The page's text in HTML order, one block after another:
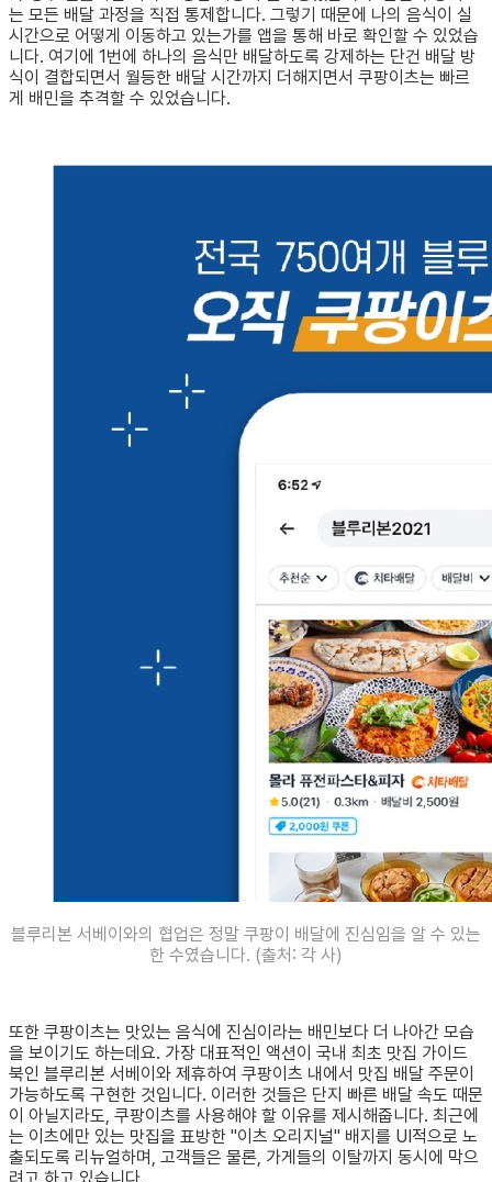
는 모든 배달 과정을 직접 통제합니다. 그렇기 때문에 나의 음식이 실
시간으로 어떻게 이동하고 있는가를 앱을 통해 바로 확인할 수 있었습
니다. 여기에 1번에 하나의 음식만 배달하도록 강제하는 단건 배달 방
식이 결합되면서 월등한 배달 시간까지 더해지면서 쿠팡이츠는 빠르
게 배민을 추격할 수 있었습니다.
블루리본 서베이와의 협업은 정말 쿠팡이 배달에 진심임을 알 수 있는
한 수였습니다. (출처: 각 사)
또한 쿠팡이츠는 맛있는 음식에 진심이라는 배민보다 더 나아간 모습
을 보이기도 하는데요. 가장 대표적인 액션이 국내 최초 맛집 가이드
북인 블루리본 서베이와 제휴하여 쿠팡이츠 내에서 맛집 배달 주문이
가능하도록 구현한 것입니다. 이러한 것들은 단지 빠른 배달 속도 때문
이 아닐지라도, 쿠팡이츠를 사용해야 할 이유를 제시해줍니다. 최근에
는 이츠에만 있는 맛집을 표방한 "이츠 오리지널" 배지를 UI적으로 노
출되도록 리뉴얼하며, 고객들은 물론, 가게들의 이탈까지 동시에 막으
려고 하고 있습니다.